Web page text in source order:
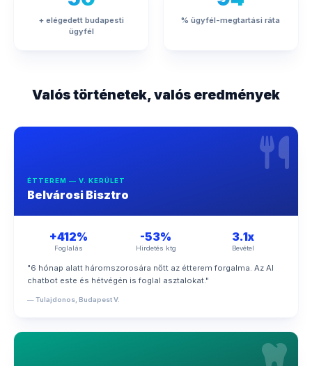
+ elégedett budapesti
ügyfél
% ügyfél-megtartási ráta
Valós történetek, valós eredmények
ÉTTEREM — V. KERÜLET
Belvárosi Bisztro
+412%
Foglalás
-53%
Hirdetés ktg
3.1x
Bevétel
"6 hónap alatt háromszorosára nőtt az étterem forgalma. Az AI
chatbot este és hétvégén is foglal asztalokat."
— Tulajdonos, Budapest V.